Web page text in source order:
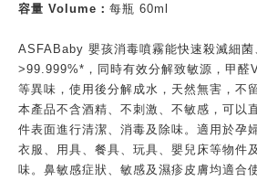
容量 Volume： 每瓶 60ml
ASFABaby 嬰孩消毒噴霧能快速殺滅細
>99.999%*，同時有效分解致敏源，甲醛
等異味，使用後分解成水，天然無害，不
本產品不含酒精、不刺激、不敏感，可以
件表面進行清潔、消毒及除味。適用於孕
衣服、用具、餐具、玩具、嬰兒床等物件
味。鼻敏感症狀、敏感及濕疹皮膚均適合使